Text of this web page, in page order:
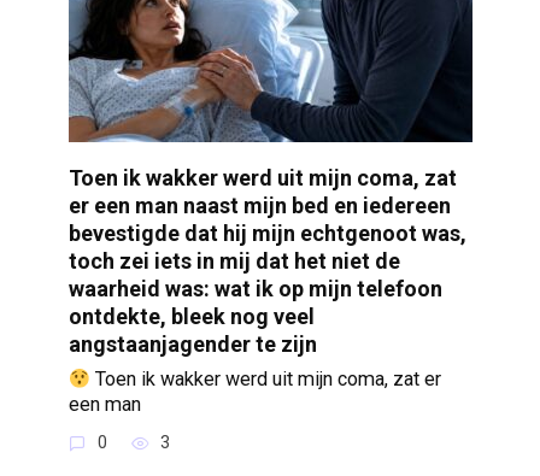
Toen ik wakker werd uit mijn coma, zat
er een man naast mijn bed en iedereen
bevestigde dat hij mijn echtgenoot was,
toch zei iets in mij dat het niet de
waarheid was: wat ik op mijn telefoon
ontdekte, bleek nog veel
angstaanjagender te zijn
Toen ik wakker werd uit mijn coma, zat er
een man
0 3